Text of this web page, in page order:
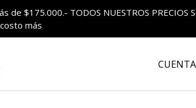
$175.000.- TODOS NUESTROS PRECIOS
más
CUENTA